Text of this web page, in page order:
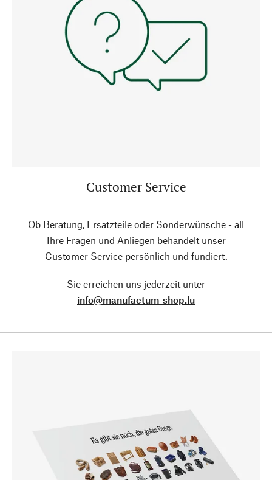
Customer Service
Ob Beratung, Ersatzteile oder Sonderwünsche - all
Ihre Fragen und Anliegen behandelt unser
Customer Service persönlich und fundiert.
Sie erreichen uns jederzeit unter
info@manufactum-shop.lu